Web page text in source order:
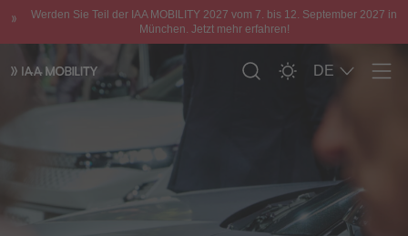
Werden Sie Teil der IAA MOBILITY 2027 vom 7. bis 12. September 2027 in
München. Jetzt mehr erfahren!
DE